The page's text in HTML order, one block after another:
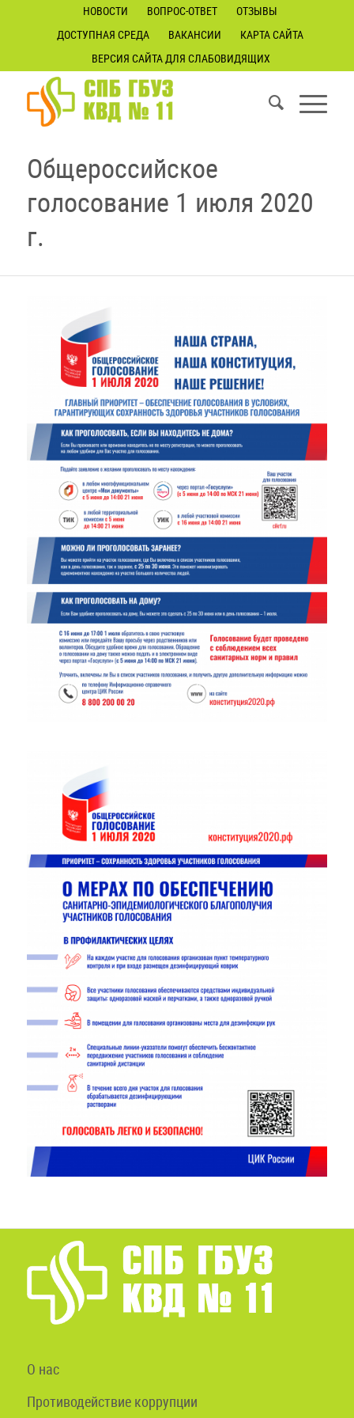
НОВОСТИ ВОПРОС-ОТВЕТ
ОТЗЫВЫ
ДОСТУПНАЯ СРЕДА
ВАКАНСИИ
КАРТА САЙТА
ВЕРСИЯ САЙТА ДЛЯ СЛАБОВИДЯЩИХ
Общероссийское
голосование 1 июля 2020
г.
О нас
Противодействие коррупции